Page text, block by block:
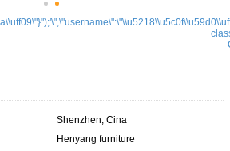
Shenzhen, Cina
Henyang furniture